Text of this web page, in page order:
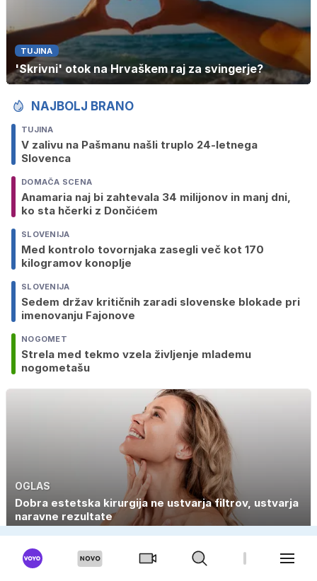
TUJINA
'Skrivni' otok na Hrvaškem raj za svingerje?
NAJBOLJ BRANO
TUJINA
V zalivu na Pašmanu našli truplo 24-letnega
Slovenca
DOMAČA SCENA
Anamaria naj bi zahtevala 34 milijonov in manj dni,
ko sta hčerki z Dončićem
SLOVENIJA
Med kontrolo tovornjaka zasegli več kot 170
kilogramov konoplje
SLOVENIJA
Sedem držav kritičnih zaradi slovenske blokade pri
imenovanju Fajonove
NOGOMET
Strela med tekmo vzela življenje mlademu
nogometašu
OGLAS
Dobra estetska kirurgija ne ustvarja filtrov, ustvarja
naravne rezultate